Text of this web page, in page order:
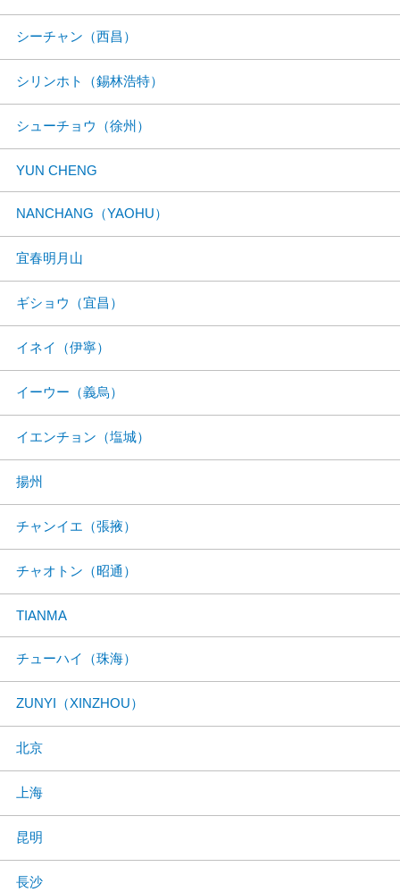
シーチャン（西昌）
シリンホト（錫林浩特）
シューチョウ（徐州）
YUN CHENG
NANCHANG（YAOHU）
宜春明月山
ギショウ（宜昌）
イネイ（伊寧）
イーウー（義烏）
イエンチョン（塩城）
揚州
チャンイエ（張掖）
チャオトン（昭通）
TIANMA
チューハイ（珠海）
ZUNYI（XINZHOU）
北京
上海
昆明
長沙